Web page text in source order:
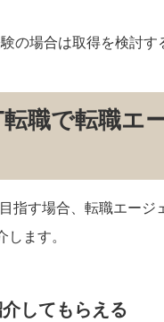
の場合は取得を検討す
職で転職エ
指す場合、転職エー
ます。
してもらえる